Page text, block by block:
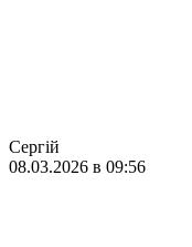
Сергій
08.03.2026 в 09:56